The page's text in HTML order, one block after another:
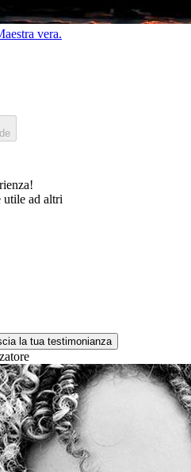
vera.
utile ad altri
la tua testimonianza